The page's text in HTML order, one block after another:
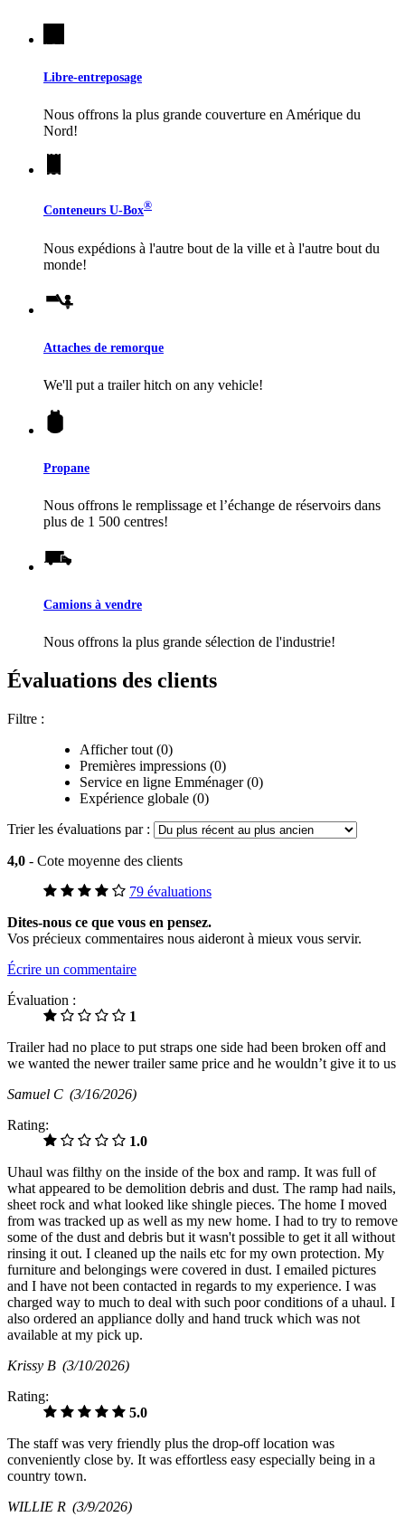
Libre-entreposage
Nous offrons la plus grande couverture en Amérique du
Nord!
Conteneurs U-Box®
Nous expédions à l'autre bout de la ville et à l'autre bout du
monde!
Attaches de remorque
We'll put a trailer hitch on any vehicle!
Propane
Nous offrons le remplissage et l’échange de réservoirs dans
plus de 1 500 centres!
Camions à vendre
Nous offrons la plus grande sélection de l'industrie!
Évaluations des clients
Filtre :
Afficher tout (0)
Premières impressions (0)
Service en ligne Emménager (0)
Expérience globale (0)
Trier les évaluations par :
4,0 - Cote moyenne des clients
79 évaluations
Dites-nous ce que vous en pensez.
Vos précieux commentaires nous aideront à mieux vous servir.
Écrire un commentaire
Évaluation :
1
Trailer had no place to put straps one side had been broken off and
we wanted the newer trailer same price and he wouldn’t give it to us
Samuel C (3/16/2026)
Rating:
1.0
Uhaul was filthy on the inside of the box and ramp. It was full of
what appeared to be demolition debris and dust. The ramp had nails,
sheet rock and what looked like shingle pieces. The home I moved
from was tracked up as well as my new home. I had to try to remove
some of the dust and debris but it wasn't possible to get it all without
rinsing it out. I cleaned up the nails etc for my own protection. My
furniture and belongings were covered in dust. I emailed pictures
and I have not been contacted in regards to my experience. I was
charged way to much to deal with such poor conditions of a uhaul. I
also ordered an appliance dolly and hand truck which was not
available at my pick up.
Krissy B (3/10/2026)
Rating:
5.0
The staff was very friendly plus the drop-off location was
conveniently close by. It was effortless easy especially being in a
country town.
WILLIE R (3/9/2026)